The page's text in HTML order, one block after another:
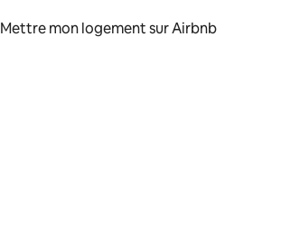
Mettre mon logement sur Airbnb